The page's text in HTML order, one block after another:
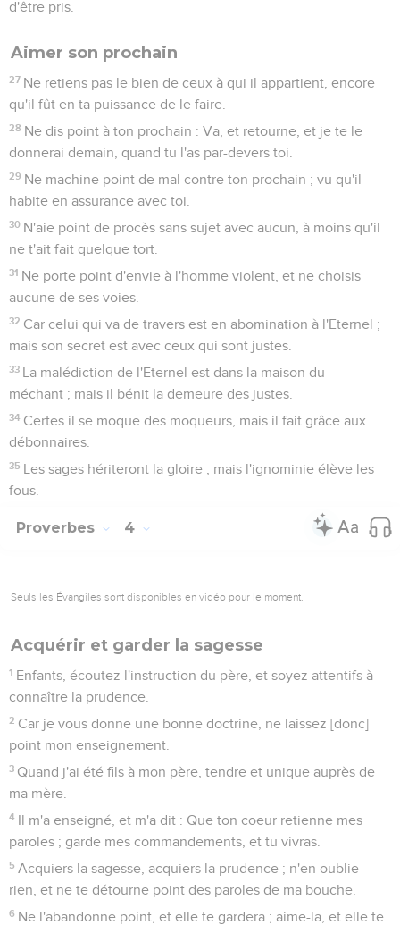
d'être pris.
Aimer son prochain
27 Ne retiens pas le bien de ceux à qui il appartient, encore
qu'il fût en ta puissance de le faire.
28 Ne dis point à ton prochain : Va, et retourne, et je te le
donnerai demain, quand tu l'as par-devers toi.
29 Ne machine point de mal contre ton prochain ; vu qu'il
habite en assurance avec toi.
30 N'aie point de procès sans sujet avec aucun, à moins qu'il
ne t'ait fait quelque tort.
31 Ne porte point d'envie à l'homme violent, et ne choisis
aucune de ses voies.
32 Car celui qui va de travers est en abomination à l'Eternel ;
mais son secret est avec ceux qui sont justes.
33 La malédiction de l'Eternel est dans la maison du
méchant ; mais il bénit la demeure des justes.
34 Certes il se moque des moqueurs, mais il fait grâce aux
débonnaires.
35 Les sages hériteront la gloire ; mais l'ignominie élève les
fous.
Proverbes 4
Seuls les Évangiles sont disponibles en vidéo pour le moment.
Acquérir et garder la sagesse
1 Enfants, écoutez l'instruction du père, et soyez attentifs à
connaître la prudence.
2 Car je vous donne une bonne doctrine, ne laissez [donc]
point mon enseignement.
3 Quand j'ai été fils à mon père, tendre et unique auprès de
ma mère.
4 Il m'a enseigné, et m'a dit : Que ton coeur retienne mes
paroles ; garde mes commandements, et tu vivras.
5 Acquiers la sagesse, acquiers la prudence ; n'en oublie
rien, et ne te détourne point des paroles de ma bouche.
6 Ne l'abandonne point, et elle te gardera ; aime-la, et elle te